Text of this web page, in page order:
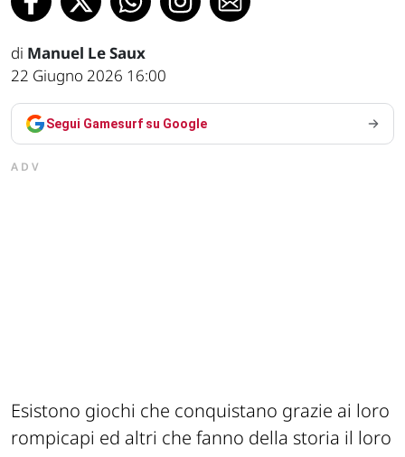
di Manuel Le Saux
22 Giugno 2026 16:00
Segui Gamesurf su Google
ADV
Esistono giochi che conquistano grazie ai loro
rompicapi ed altri che fanno della storia il loro